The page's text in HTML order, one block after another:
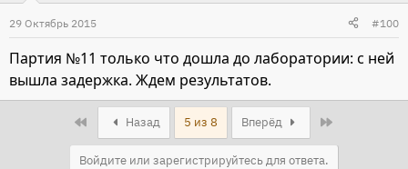
29 Октябрь 2015 #100
Партия №11 только что дошла до лаборатории: с ней
вышла задержка. Ждем результатов.
Назад 5 из 8 Вперёд
Войдите или зарегистрируйтесь для ответа.